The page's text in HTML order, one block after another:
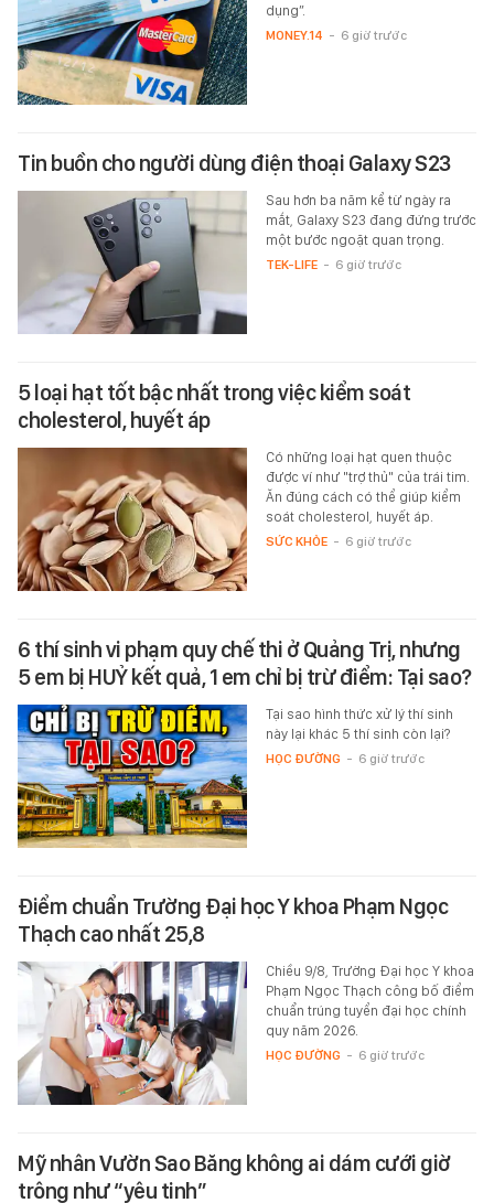
dụng”.
MONEY.14 - 6 giờ trước
Tin buồn cho người dùng điện thoại Galaxy S23
Sau hơn ba năm kể từ ngày ra
mắt, Galaxy S23 đang đứng trước
một bước ngoặt quan trọng.
TEK-LIFE - 6 giờ trước
5 loại hạt tốt bậc nhất trong việc kiểm soát
cholesterol, huyết áp
Có những loại hạt quen thuộc
được ví như "trợ thủ" của trái tim.
Ăn đúng cách có thể giúp kiểm
soát cholesterol, huyết áp.
SỨC KHỎE - 6 giờ trước
6 thí sinh vi phạm quy chế thi ở Quảng Trị, nhưng
5 em bị HUỶ kết quả, 1 em chỉ bị trừ điểm: Tại sao?
Tại sao hình thức xử lý thí sinh
này lại khác 5 thí sinh còn lại?
HỌC ĐƯỜNG - 6 giờ trước
Điểm chuẩn Trường Đại học Y khoa Phạm Ngọc
Thạch cao nhất 25,8
Chiều 9/8, Trường Đại học Y khoa
Phạm Ngọc Thạch công bố điểm
chuẩn trúng tuyển đại học chính
quy năm 2026.
HỌC ĐƯỜNG - 6 giờ trước
Mỹ nhân Vườn Sao Băng không ai dám cưới giờ
trông như “yêu tinh”